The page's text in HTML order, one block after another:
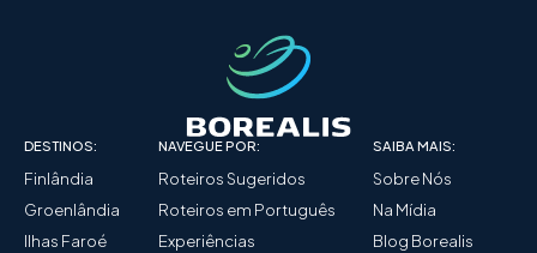
DESTINOS:
Finlândia
Groenlândia
Ilhas Faroé
NAVEGUE POR:
Roteiros Sugeridos
Roteiros em Português
Experiências
SAIBA MAIS:
Sobre Nós
Na Mídia
Blog Borealis